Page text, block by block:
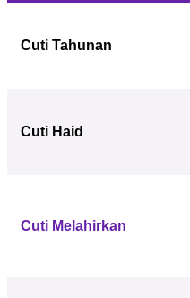
Cuti Tahunan
Cuti Haid
Cuti Melahirkan